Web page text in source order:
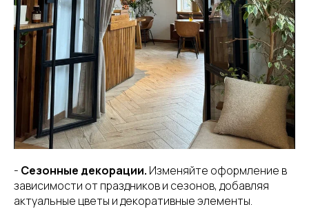
- Сезонные декорации. Изменяйте оформление в
зависимости от праздников и сезонов, добавляя
актуальные цветы и декоративные элементы.